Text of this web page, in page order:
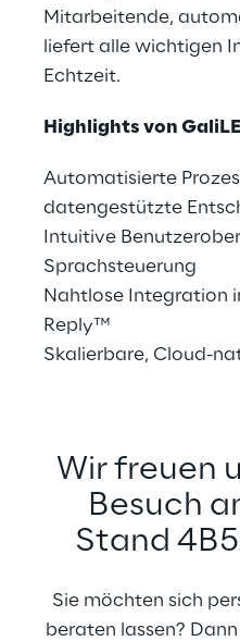
Mitarbeitende,
liefert alle wichtigen
Echtzeit.
Highlights von
Automatisierte
datengestützte
Intuitive
Sprachsteuerung
Nahtlose Integration
Reply™
Skalierbare, Cloud-
Wir freuen
Besuch
Stand
Sie möchten sich
beraten lassen?